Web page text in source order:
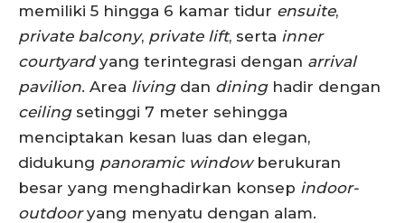
memiliki 5 hingga 6 kamar tidur ensuite,
private balcony, private lift, serta inner
courtyardyang terintegrasi dengan arrival
pavilion. Area livingdan dininghadir dengan
ceilingsetinggi 7 meter sehingga
menciptakan kesan luas dan elegan,
didukung panoramic windowberukuran
besar yang menghadirkan konsep indoor-
outdooryang menyatu dengan alam.